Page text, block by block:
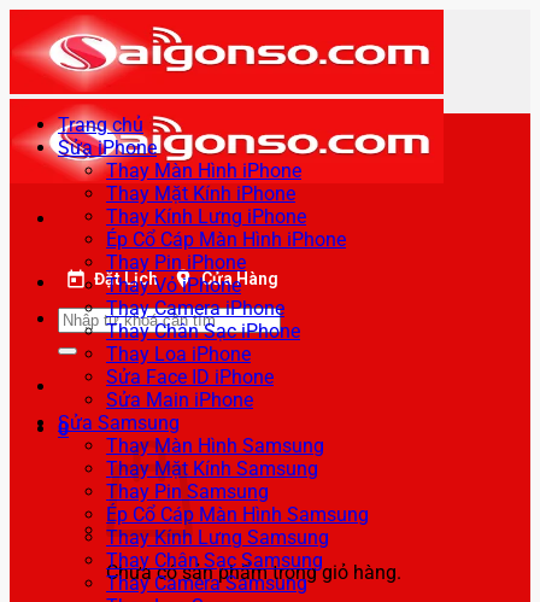
qua
nội
dung
Đặt Lịch Cửa Hàng
Tìm
kiếm:
0
Chưa có sản phẩm trong giỏ hàng.
Trang chủ
Sửa iPhone
Thay Màn Hình iPhone
Thay Mặt Kính iPhone
Thay Kính Lưng iPhone
Ép Cổ Cáp Màn Hình iPhone
Thay Pin iPhone
Thay Vỏ iPhone
Thay Camera iPhone
Thay Chân Sạc iPhone
Thay Loa iPhone
Sửa Face ID iPhone
Sửa Main iPhone
Sửa Samsung
Thay Màn Hình Samsung
Thay Mặt Kính Samsung
Thay Pin Samsung
Ép Cổ Cáp Màn Hình Samsung
Thay Kính Lưng Samsung
Thay Chân Sạc Samsung
Thay Camera Samsung